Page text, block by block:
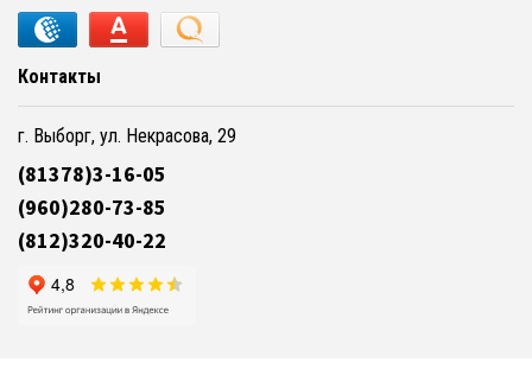
Контакты
г. Выборг, ул. Некрасова, 29
(81378)3-16-05
(960)280-73-85
(812)320-40-22